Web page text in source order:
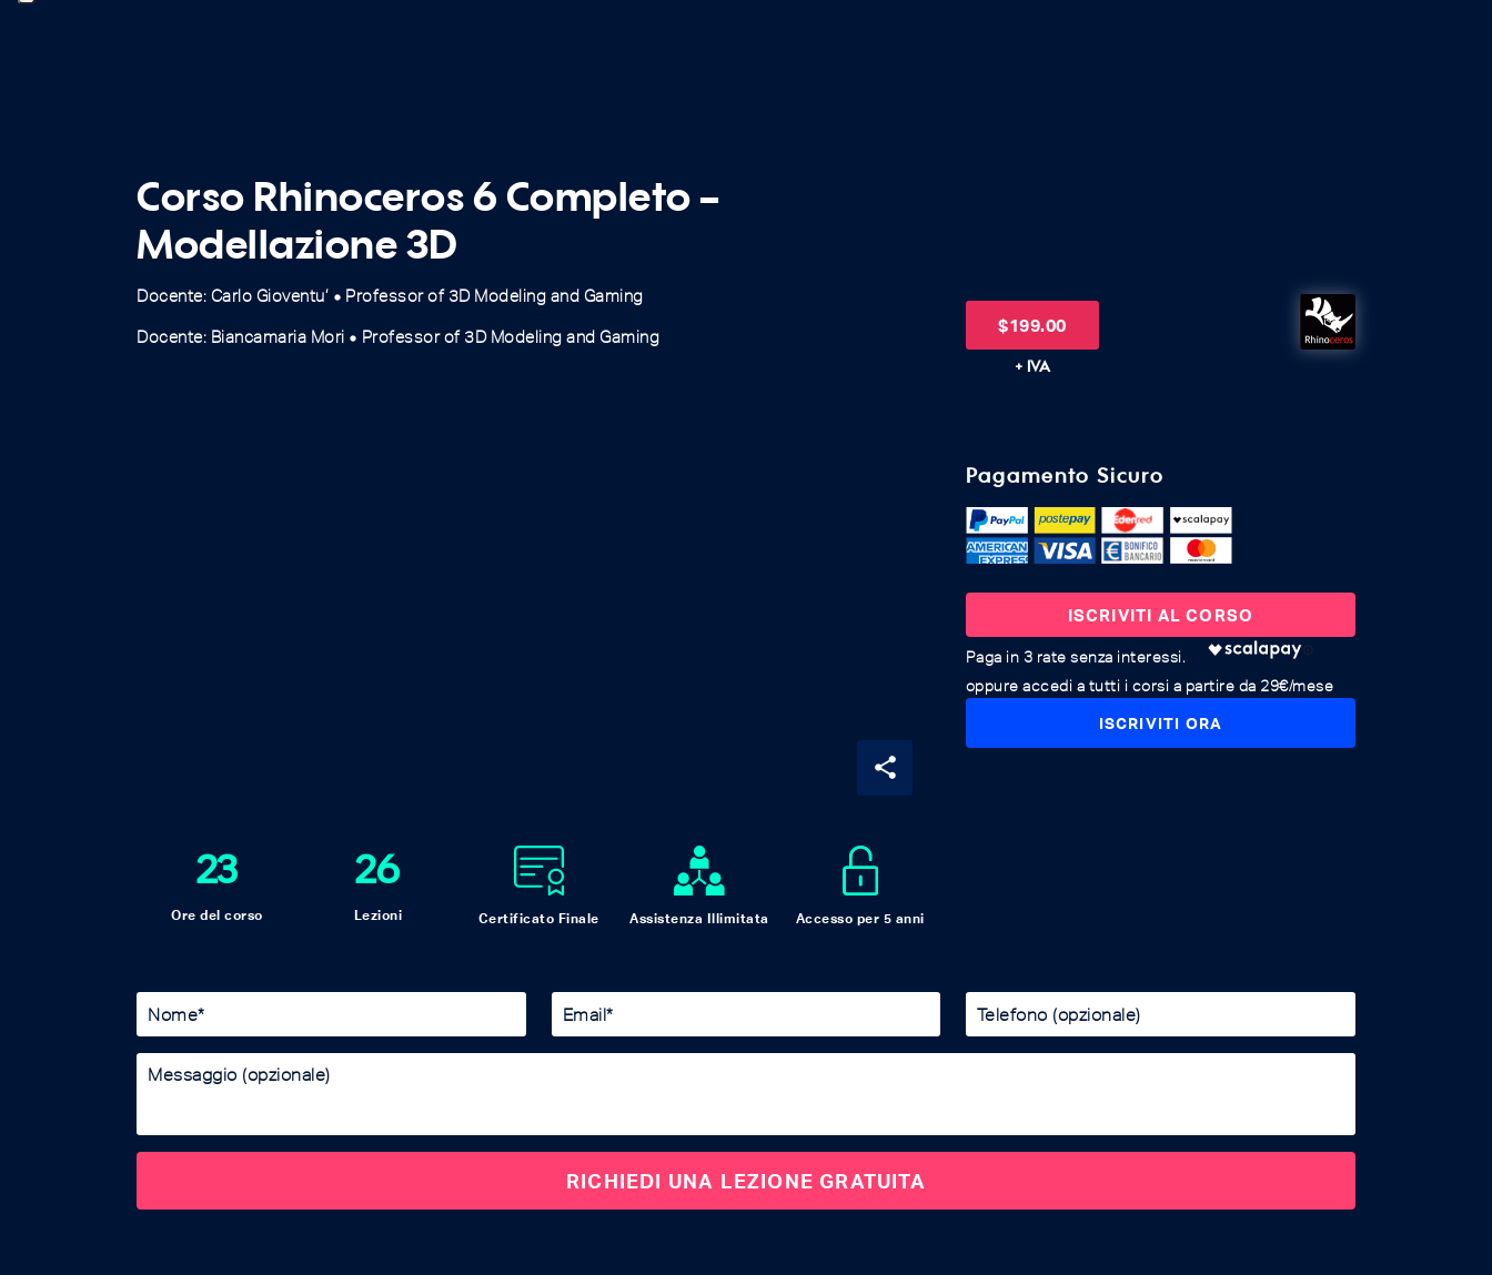
Corso Rhinoceros 6 Completo –
Modellazione 3D
Docente: Carlo Gioventu’ fiber_manual_record Professor of 3D Modeling and Gaming
Docente: Biancamaria Mori fiber_manual_record Professor of 3D Modeling and Gaming
$199.00
+ IVA
share
23
Ore del corso
26
Lezioni Certificato Finale Assistenza Illimitata Accesso per 5 anni
Pagamento Sicuro
ISCRIVITI AL CORSO
oppure accedi a tutti i corsi a partire da 29€/mese
ISCRIVITI ORA